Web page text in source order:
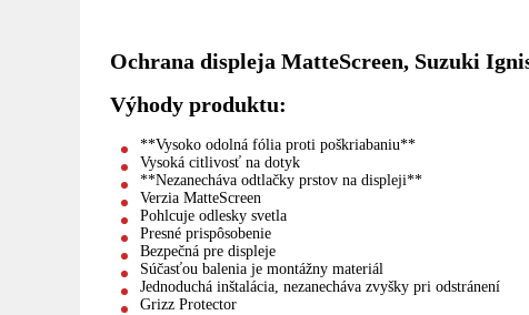
Ochrana displeja MatteScreen, Suzuki
Výhody produktu:
**Vysoko odolná fólia proti poškriabaniu**
Vysoká citlivosť na dotyk
**Nezanecháva odtlačky prstov na displeji**
Verzia MatteScreen
Pohlcuje odlesky svetla
Presné prispôsobenie
Bezpečná pre displeje
Súčasťou balenia je montážny materiál
Jednoduchá inštalácia, nezanecháva zvyšky pri odstránení
Grizz Protector